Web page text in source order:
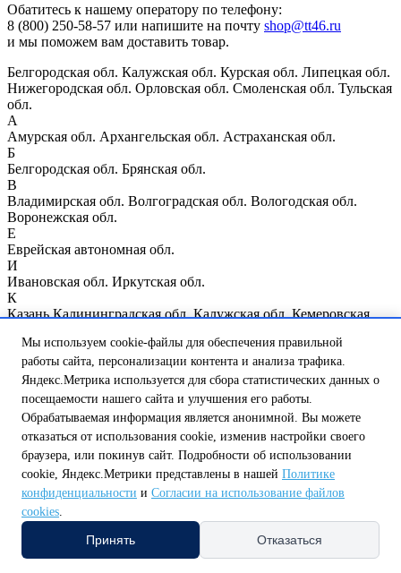
Обатитесь к нашему оператору по телефону:
8 (800) 250-58-57 или напишите на почту shop@tt46.ru
и мы поможем вам доставить товар.
Белгородская обл. Калужская обл. Курская обл. Липецкая обл.
Нижегородская обл. Орловская обл. Смоленская обл. Тульская
обл.
А
Амурская обл. Архангельская обл. Астраханская обл.
Б
Белгородская обл. Брянская обл.
В
Владимирская обл. Волгоградская обл. Вологодская обл.
Воронежская обл.
Е
Еврейская автономная обл.
И
Ивановская обл. Иркутская обл.
К
Казань Калининградская обл. Калужская обл. Кемеровская
Курская обл.
Ленинградская обл. Липецкая обл.
Магаданская обл.
Москва
Москва и Московская обл.
Мурманская обл.
Нижегородская обл. Нижний Новгород Новгородская обл.
Новосибирская обл.
Омская обл.
Пензенская обл. Псковская обл.
Мы используем cookie-файлы для обеспечения правильной
работы сайта, персонализации контента и анализа трафика.
Яндекс.Метрика используется для сбора статистических данных о
посещаемости нашего сайта и улучшения его работы.
Обрабатываемая информация является анонимной. Вы можете
отказаться от использования cookie, изменив настройки своего
браузера, или покинув сайт. Подробности об использовании
cookie, Яндекс.Метрики представлены в нашей Политике
конфиденциальности и Согласии на использование файлов
cookies.
Принять Отказаться